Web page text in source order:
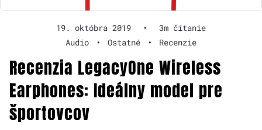
19. októbra 2019 •
3m čítanie
Audio
• Ostatné • Recenzie
Recenzia LegacyOne Wireless
Earphones: Ideálny model pre
športovcov